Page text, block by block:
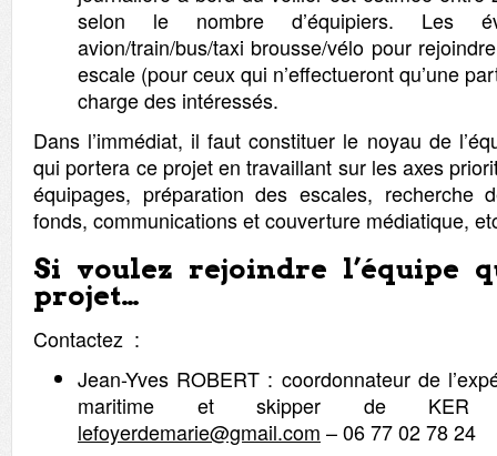
selon le nombre d’équipiers. Les
avion/train/bus/taxi brousse/vélo pour
escale (pour ceux qui n’effectueront qu’une
charge des intéressés.
Dans l’immédiat, il faut constituer le noyau de
qui portera ce projet en travaillant sur les axes
équipages, préparation des escales, recherche
fonds, communications et couverture médiatique,
Si voulez rejoindre l’équipe
projet…
Contactez :
Jean-Yves ROBERT : coordonnateur de
maritime et skipper de KER
lefoyerdemarie@gmail.com – 06 77 02 78 24